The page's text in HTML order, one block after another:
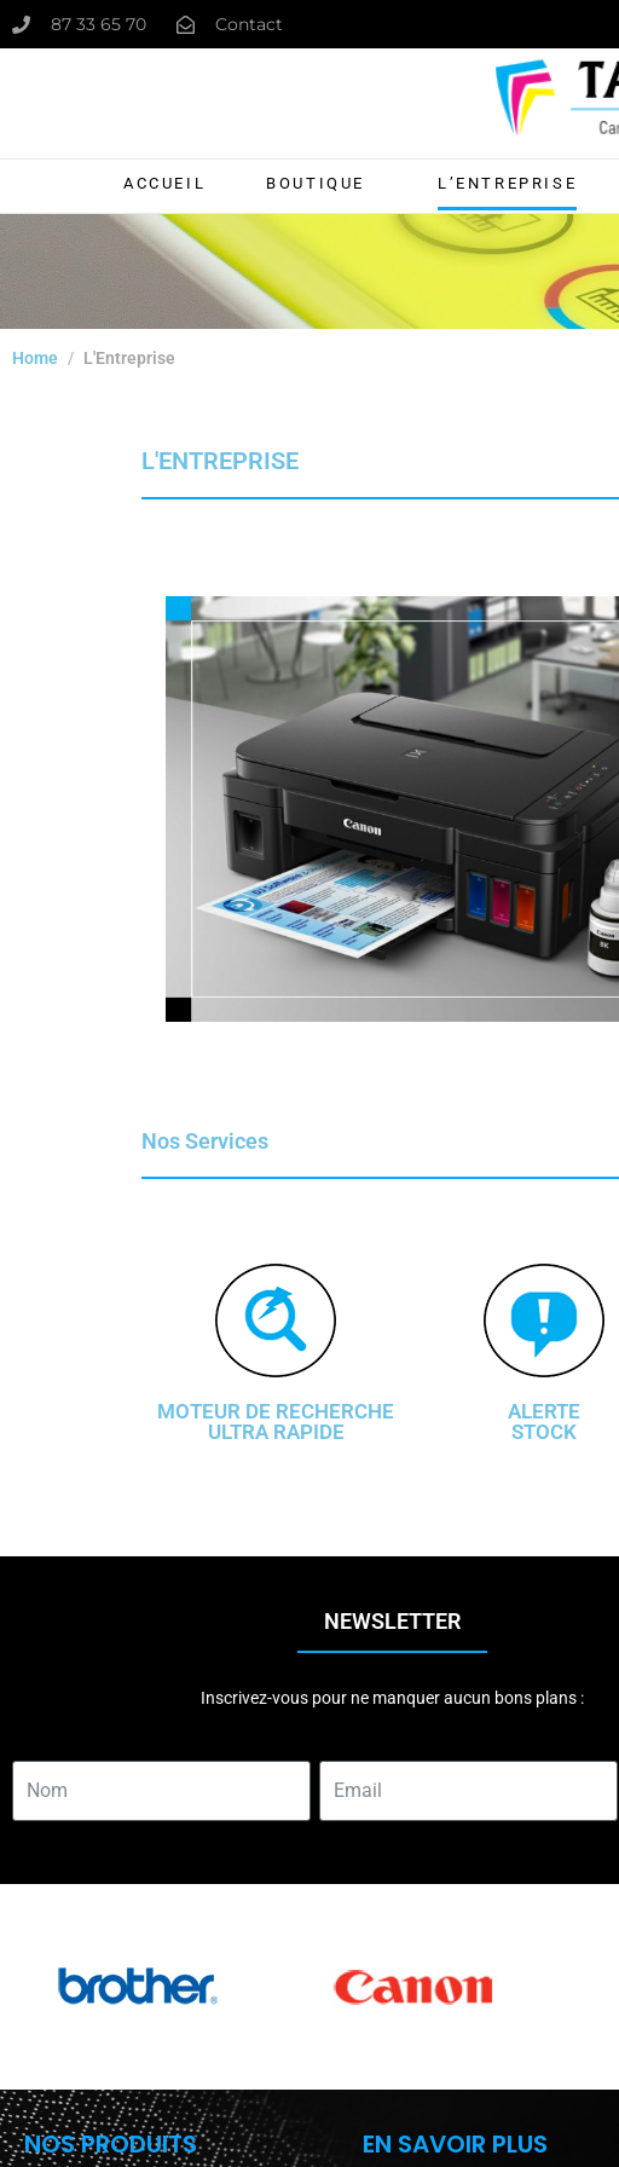
87 33 65 70 Contact
ACCUEIL BOUTIQUE L’ENTREPRISE
Home L'Entreprise
L'ENTREPRISE
Nos Services
MOTEUR DE RECHERCHE
ULTRA RAPIDE
ALERTE
STOCK
NEWSLETTER
Inscrivez-vous pour ne manquer aucun bons plans :
NOS PRODUITS EN SAVOIR PLUS